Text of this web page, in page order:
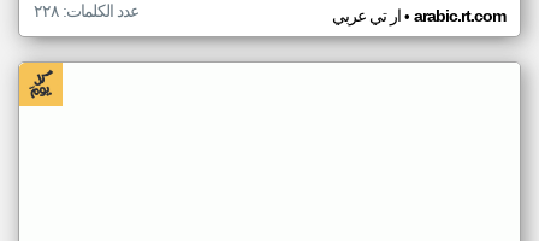
ار تي عربي• arabic.rt.com عدد الكلمات: ٢٢٨